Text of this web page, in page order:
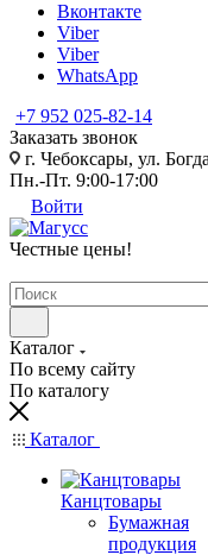
Вконтакте
Viber
Viber
WhatsApp
+7 952 025-82-14
Заказать звонок
г. Чебоксары, ул.
Пн.-Пт. 9:00-17:00
Войти
Честные цены!
Каталог
По всему сайту
По каталогу
Каталог
Канцтовары
Бумажная
продукция